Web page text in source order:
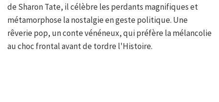
de Sharon Tate, il célèbre les perdants magnifiques et
métamorphose la nostalgie en geste politique. Une
rêverie pop, un conte vénéneux, qui préfère la mélancolie
au choc frontal avant de tordre l'Histoire.